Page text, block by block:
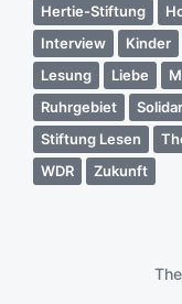
Hertie-Stiftung
Interview
Kinder
Lesung
Liebe
Ruhrgebiet
Stiftung Lesen
WDR
Zukunft